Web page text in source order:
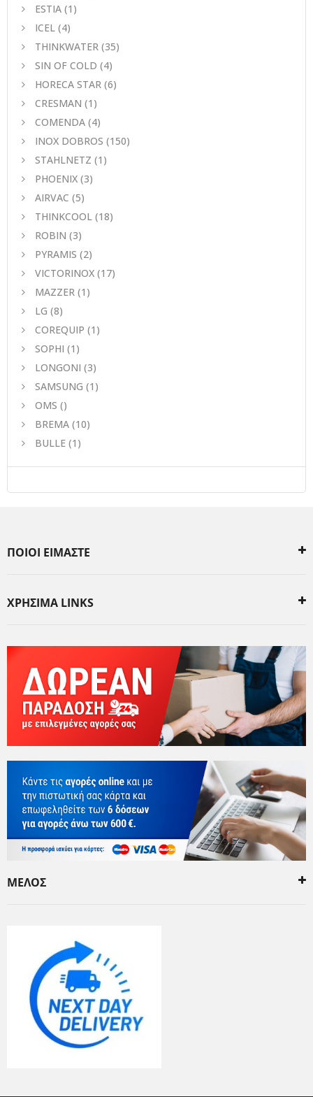
ESTIA (1)
ICEL (4)
THINKWATER (35)
SIN OF COLD (4)
HORECA STAR (6)
CRESMAN (1)
COMENDA (4)
INOX DOBROS (150)
STAHLNETZ (1)
PHOENIX (3)
AIRVAC (5)
THINKCOOL (18)
ROBIN (3)
PYRAMIS (2)
VICTORINOX (17)
MAZZER (1)
LG (8)
COREQUIP (1)
SOPHI (1)
LONGONI (3)
SAMSUNG (1)
OMS ()
BREMA (10)
BULLE (1)
ΠΟΙΟΙ ΕΙΜΑΣΤΕ
ΧΡΗΣΙΜΑ LINKS
ΜΕΛΟΣ